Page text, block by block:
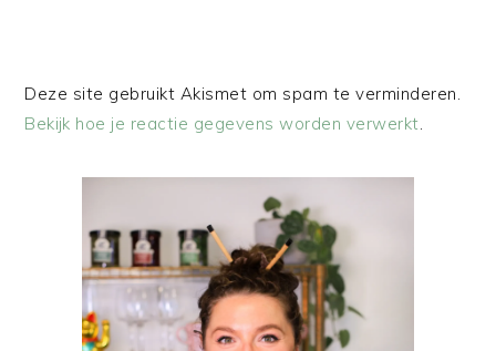
Deze site gebruikt Akismet om spam te verminderen.
Bekijk hoe je reactie gegevens worden verwerkt.